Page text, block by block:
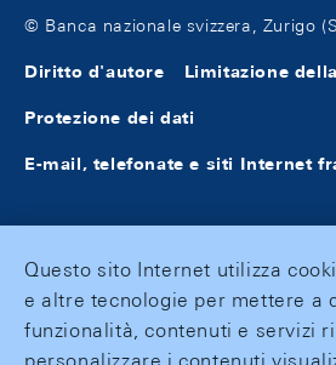
© Banca nazionale svizzera, Zurigo
Diritto d'autore Limitazione
Protezione dei dati
E-mail, telefonate e siti Internet
Questo sito Internet utilizza
e altre tecnologie per mettere a
funzionalità, contenuti e servizi